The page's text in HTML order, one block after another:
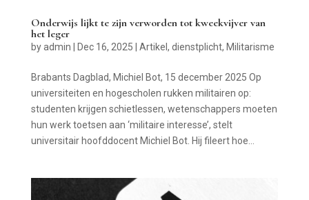
Onderwijs lijkt te zijn verworden tot kweekvijver van
het leger
byadmin Dec 16, 2025 Artikel , dienstplicht, Militarisme
Brabants Dagblad, Michiel Bot, 15 december 2025 Op
universiteiten en hogescholen rukken militairen op:
studenten krijgen schietlessen, wetenschappers moeten
hun werk toetsen aan ‘militaire interesse’, stelt
universitair hoofddocent Michiel Bot. Hij fileert hoe...